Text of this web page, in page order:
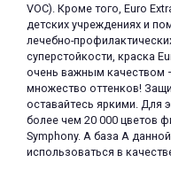
VOC). Кроме того, Euro
детских учреждениях и
лечебно-
суперстойкости, краска
очень важным качеством
множество оттенков!
оставайтесь яркими. Для
более чем 20 000 цветов
Symphony. А база А
использоваться в